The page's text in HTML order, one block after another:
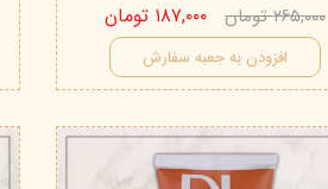
۲۶۵,۰۰۰ تومان ۱۸۷,۰۰۰ تومان
افزودن به جعبه سفارش